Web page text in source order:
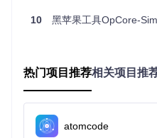
┌───────────────┐
硬件识别模块⚙️：通过系统
件参数，包括CPU型号、主
该模块采用多源数据验证机制
10 黑苹果工具OpCore-
热门项目推荐相关项目推
atomcode